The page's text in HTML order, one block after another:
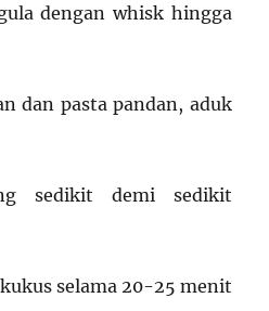
dengan whisk hingga
dan pasta pandan, aduk
sedikit demi sedikit
selama 20-25 menit